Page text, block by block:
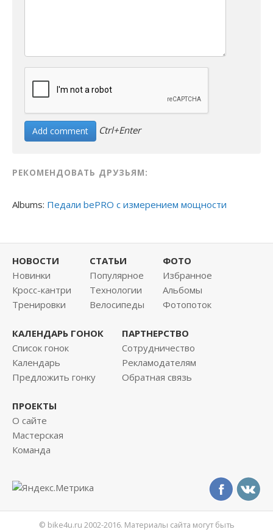
Ctrl+Enter
РЕКОМЕНДОВАТЬ ДРУЗЬЯМ:
Albums: Педали bePRO с измерением мощности
НОВОСТИ
Новинки
Кросс-кантри
Тренировки
СТАТЬИ
Популярное
Технологии
Велосипеды
ФОТО
Избранное
Альбомы
Фотопоток
КАЛЕНДАРЬ ГОНОК
Список гонок
Календарь
Предложить гонку
ПАРТНЕРСТВО
Сотрудничество
Рекламодателям
Обратная связь
ПРОЕКТЫ
О сайте
Мастерская
Команда
© bike4u.ru 2002-2016. Материалы сайта могут быть